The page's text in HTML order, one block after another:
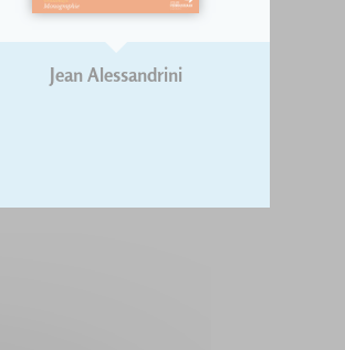
Jean Alessandrini